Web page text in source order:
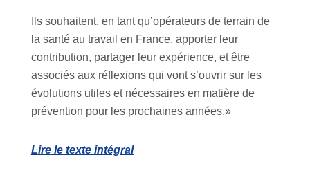
Ils souhaitent, en tant qu’opérateurs de terrain de
la santé au travail en France, apporter leur
contribution, partager leur expérience, et être
associés aux réflexions qui vont s’ouvrir sur les
évolutions utiles et nécessaires en matière de
prévention pour les prochaines années.»
Lire le texte intégral